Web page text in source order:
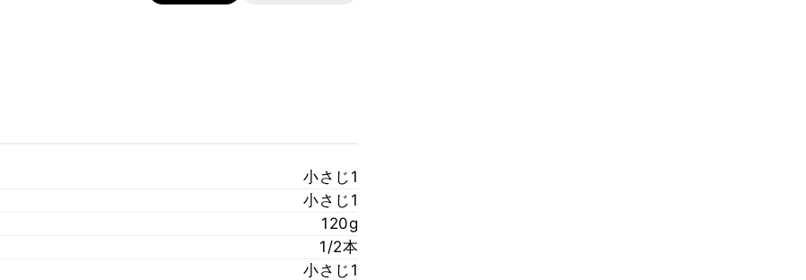
小さじ1
小さじ1
120g
1/2本
小さじ1